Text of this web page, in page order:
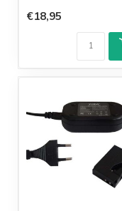
€18,95